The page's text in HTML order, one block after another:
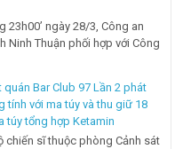
23h00’ ngày 28/3, Công an
Ninh Thuận phối hợp với Công
Bar Club 97 Lần 2 phát
tính với ma túy và thu giữ 18
túy tổng hợp Ketamin
chiến sĩ thuộc phòng Cảnh sát